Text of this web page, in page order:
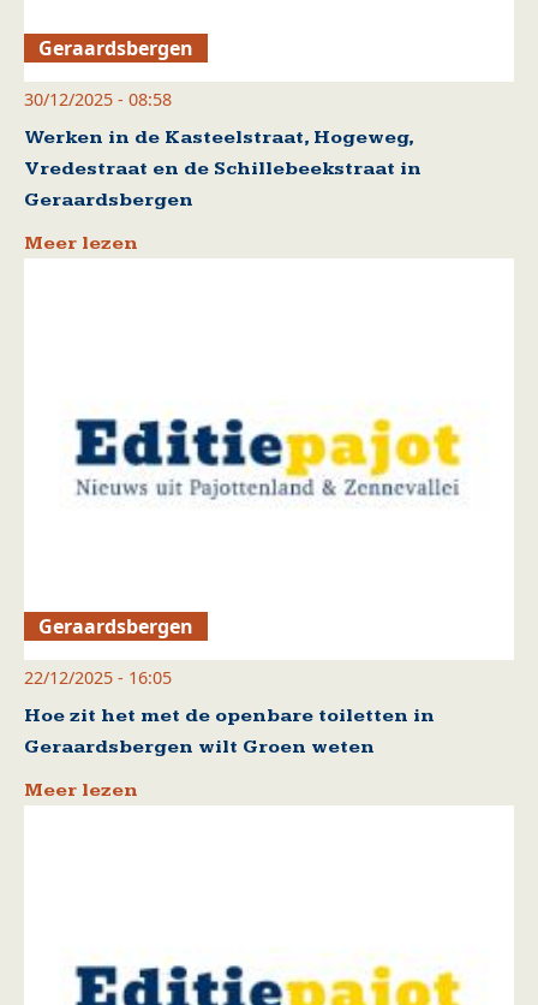
Geraardsbergen
30/12/2025 - 08:58
Werken in de Kasteelstraat, Hogeweg,
Vredestraat en de Schillebeekstraat in
Geraardsbergen
Meer lezen
Geraardsbergen
22/12/2025 - 16:05
Hoe zit het met de openbare toiletten in
Geraardsbergen wilt Groen weten
Meer lezen